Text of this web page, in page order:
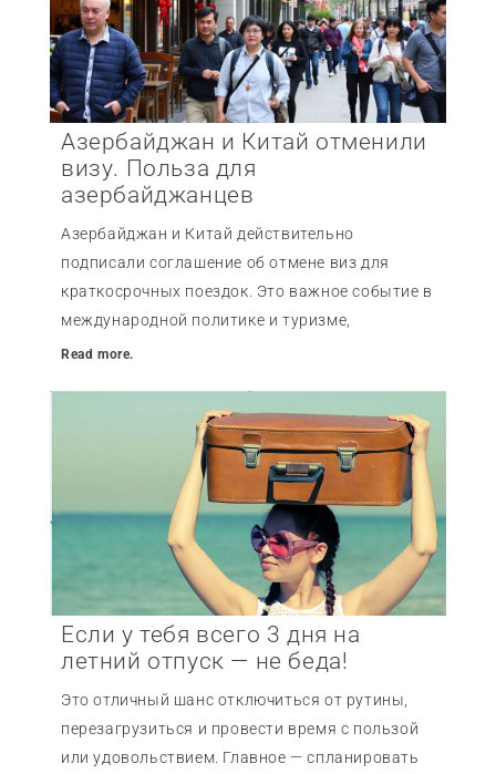
Азербайджан и Китай отменили
визу. Польза для
азербайджанцев
Азербайджан и Китай действительно
подписали соглашение об отмене виз для
краткосрочных поездок. Это важное событие в
международной политике и туризме,
Read more.
Если у тебя всего 3 дня на
летний отпуск — не беда!
Это отличный шанс отключиться от рутины,
перезагрузиться и провести время с пользой
или удовольствием. Главное — спланировать